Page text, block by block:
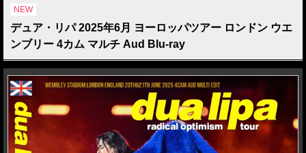
NEW
デュア・リパ 2025年6月 ヨーロッパツアー ロンドン ウエ
ンブリー 4カム マルチ Aud Blu-ray